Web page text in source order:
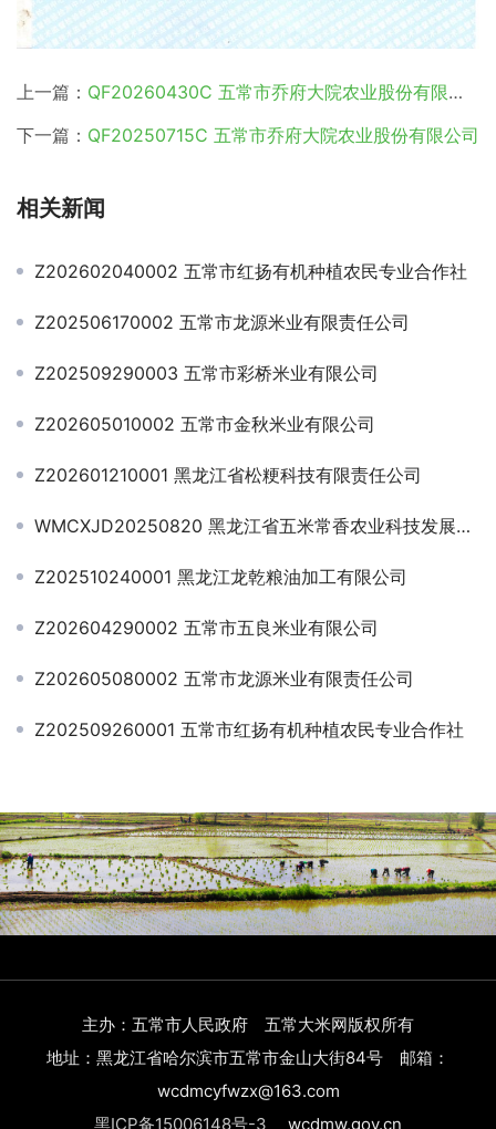
上一篇： QF20260430C 五常市乔府大院农业股份有限公司
下一篇： QF20250715C 五常市乔府大院农业股份有限公司
相关新闻
Z202602040002 五常市红扬有机种植农民专业合作社
Z202506170002 五常市龙源米业有限责任公司
Z202509290003 五常市彩桥米业有限公司
Z202605010002 五常市金秋米业有限公司
Z202601210001 黑龙江省松粳科技有限责任公司
WMCXJD20250820 黑龙江省五米常香农业科技发展股份有限公司
Z202510240001 黑龙江龙乾粮油加工有限公司
Z202604290002 五常市五良米业有限公司
Z202605080002 五常市龙源米业有限责任公司
Z202509260001 五常市红扬有机种植农民专业合作社
主办：五常市人民政府 五常大米网版权所有
地址：黑龙江省哈尔滨市五常市金山大街84号 邮箱：
wcdmcyfwzx@163.com
黑ICP备15006148号-3 wcdmw.gov.cn